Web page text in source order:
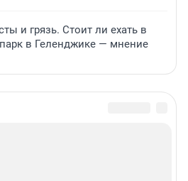
и грязь. Стоит ли ехать в
в Геленджике — мнение